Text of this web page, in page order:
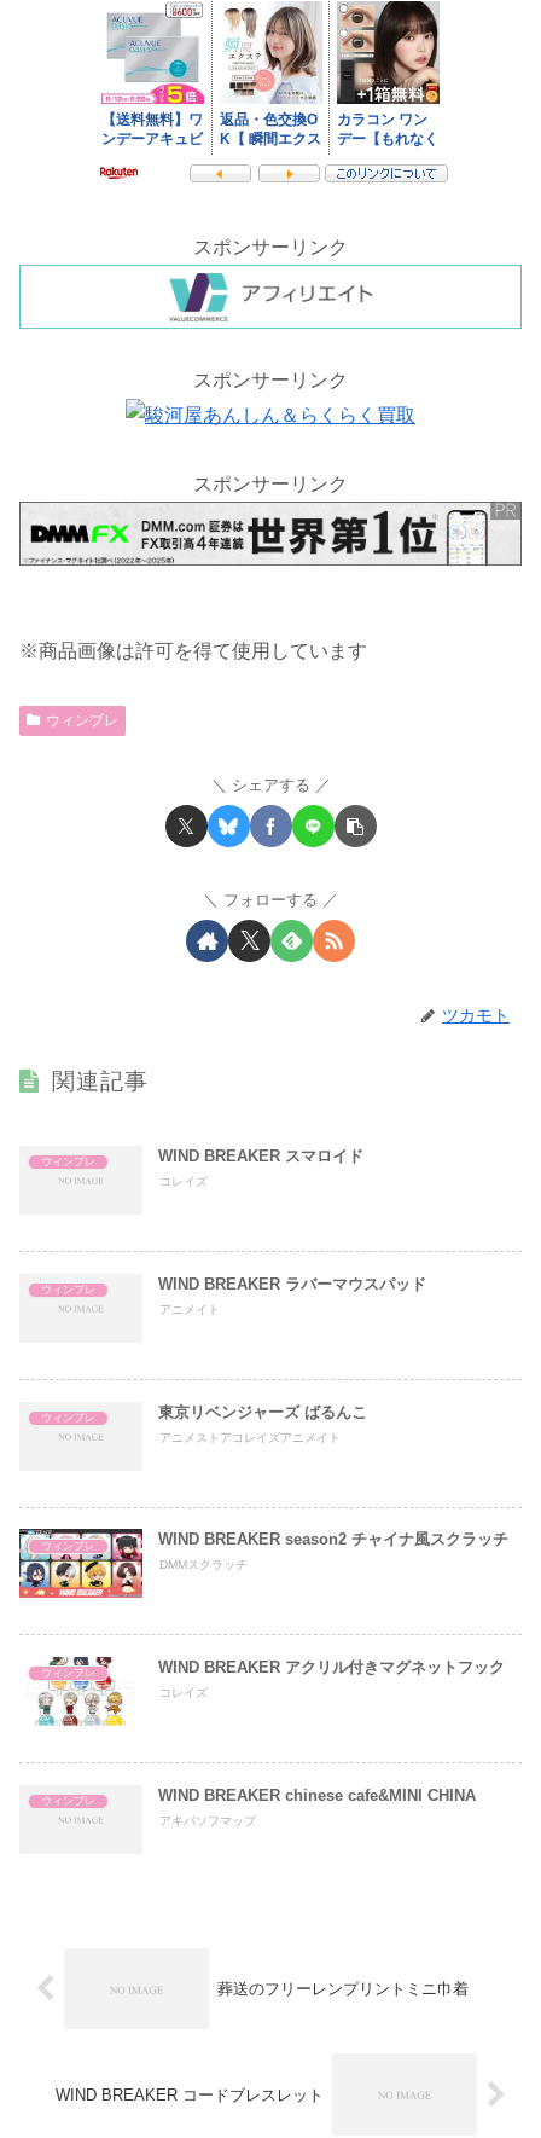
スポンサーリンク
スポンサーリンク
スポンサーリンク
※商品画像は許可を得て使用しています
ウィンブレ
シェアする
フォローする
ツカモト
関連記事
ウィンブレ WIND BREAKER スマロイド
コレイズ
ウィンブレ WIND BREAKER ラバーマウスパッド
アニメイト
ウィンブレ 東京リベンジャーズ ばるんこ
アニメストアコレイズアニメイト
ウィンブレ WIND BREAKER season2 チャイナ風スクラッチ
DMMスクラッチ
ウィンブレ WIND BREAKER アクリル付きマグネットフック
コレイズ
ウィンブレ WIND BREAKER chinese cafe&MINI CHINA
アキバソフマップ
葬送のフリーレンプリントミニ巾着
WIND BREAKER コードブレスレット